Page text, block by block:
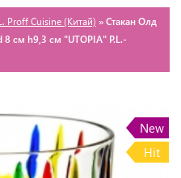
Proff Cuisine (Китай) » Стакан Олд
см h9,3 см "UTOPIA" P.L.-
New
Hit